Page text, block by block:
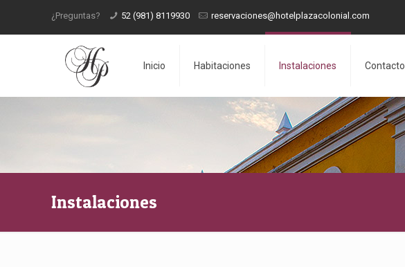
¿Preguntas? 52 (981) 8119930 reservaciones@hotelplazacolonial.com
Inicio Habitaciones Instalaciones Contacto
Instalaciones